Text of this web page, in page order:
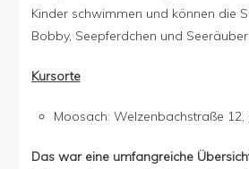
Kinder schwimmen und können die
Bobby, Seepferdchen und
Kursorte
Moosach: Welzenbachstraße 12,
Das war eine umfangreiche